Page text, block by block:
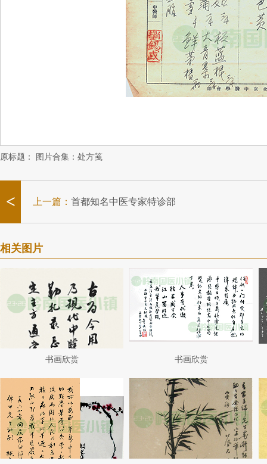
原标题： 图片合集：处方笺
< 上一篇： 首都知名中医专家特诊部
相关图片
书画欣赏 书画欣赏